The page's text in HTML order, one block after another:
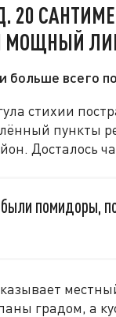
20
больше всего
стихии
пункты
Досталось
помидоры,
градом, а